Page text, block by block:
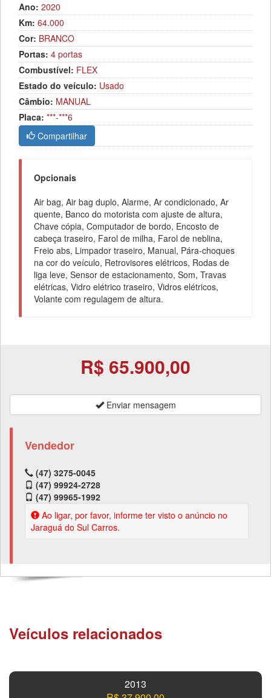
Ano: 2020
Km: 64.000
Cor: BRANCO
Portas: 4 portas
Combustível: FLEX
Estado do veículo: Usado
Câmbio: MANUAL
Placa: ***-***6
Compartilhar
Opcionais
Air bag, Air bag duplo, Alarme, Ar condicionado, Ar
quente, Banco do motorista com ajuste de altura,
Chave cópia, Computador de bordo, Encosto de
cabeça traseiro, Farol de milha, Farol de neblina,
Freio abs, Limpador traseiro, Manual, Pára-choques
na cor do veículo, Retrovisores elétricos, Rodas de
liga leve, Sensor de estacionamento, Som, Travas
elétricas, Vidro elétrico traseiro, Vidros elétricos,
Volante com regulagem de altura.
R$ 65.900,00
Enviar mensagem
Vendedor
(47) 3275-0045
(47) 99924-2728
(47) 99965-1992
Ao ligar, por favor, informe ter visto o anúncio no
Jaraguá do Sul Carros.
Veículos relacionados
2013